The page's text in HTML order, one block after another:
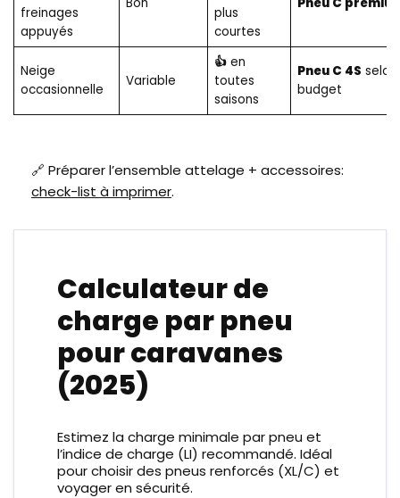
freinages
appuyés
plus
courtes
Neige
occasionnelle
Variable
👍en
toutes
saisons
Pneu C 4S selon
budget
🔗 Préparer l’ensemble attelage + accessoires:
check-list à imprimer.
Calculateur de
charge par pneu
pour caravanes
(2025)
Estimez la charge minimale par pneu et
l’indice de charge (LI) recommandé. Idéal
pour choisir des pneus renforcés (XL/C) et
voyager en sécurité.